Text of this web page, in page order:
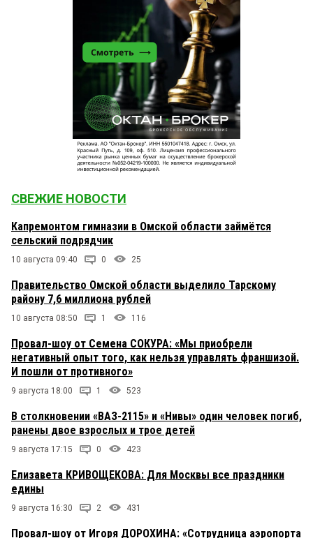
СВЕЖИЕ НОВОСТИ
Капремонтом гимназии в Омской области займётся
сельский подрядчик
10 августа 09:40 0 25
Правительство Омской области выделило Тарскому
району 7,6 миллиона рублей
10 августа 08:50 1 116
Провал-шоу от Семена СОКУРА: «Мы приобрели
негативный опыт того, как нельзя управлять франшизой.
И пошли от противного»
9 августа 18:00 1 523
В столкновении «ВАЗ-2115» и «Нивы» один человек погиб,
ранены двое взрослых и трое детей
9 августа 17:15 0 423
Елизавета КРИВОЩЕКОВА: Для Москвы все праздники
едины
9 августа 16:30 2 431
Провал-шоу от Игоря ДОРОХИНА: «Сотрудница аэропорта